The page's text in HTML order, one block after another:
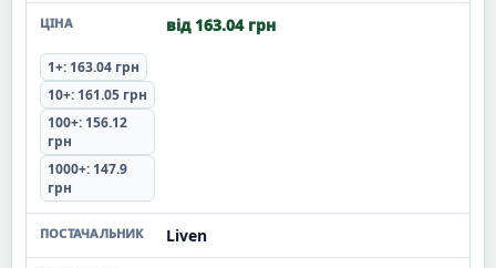
від 163.04 грн
1+: 163.04 грн
10+: 161.05 грн
100+: 156.12
грн
1000+: 147.9
грн
Liven